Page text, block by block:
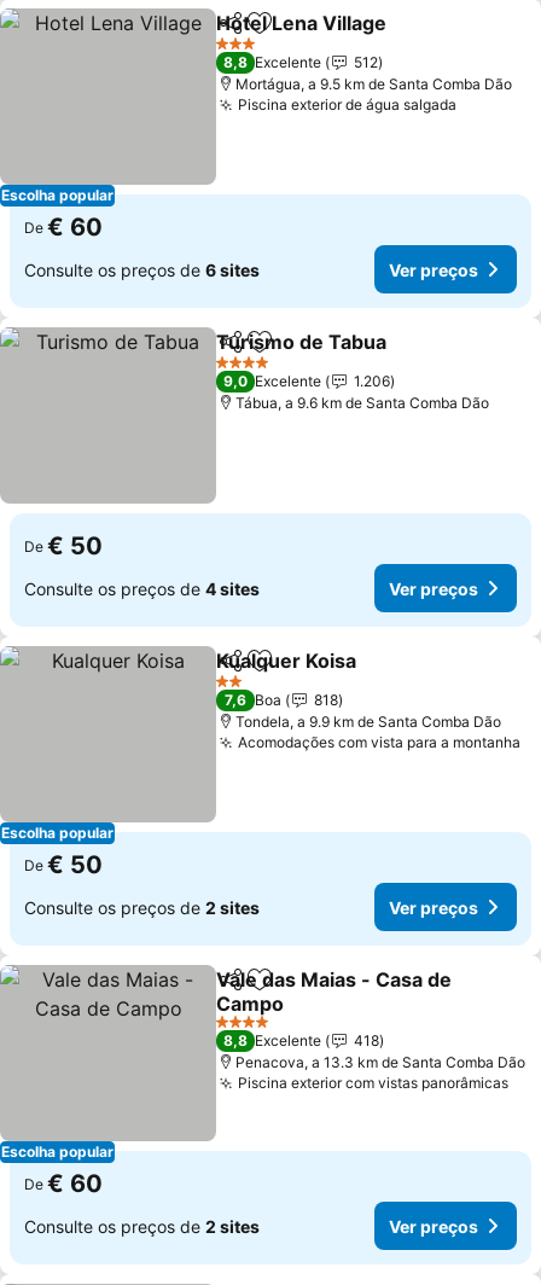
Escolha popular
PartilharAdicionar aos favoritos
Hotel Lena Village
3 Estrelas
8,8 Excelente
512
Mortágua, a 9.5 km de Santa Comba Dão
Piscina exterior de água salgada
De € 60
Consulte os preços de 6 sites Ver preços
PartilharAdicionar aos favoritos
Turismo de Tabua
4 Estrelas
9,0 Excelente
1.206
Tábua, a 9.6 km de Santa Comba Dão
De € 50
Consulte os preços de 4 sites Ver preços
Escolha popular
PartilharAdicionar aos favoritos
Kualquer Koisa
2 Estrelas
7,6 Boa
818
Tondela, a 9.9 km de Santa Comba Dão
Acomodações com vista para a montanha
De € 50
Consulte os preços de 2 sites Ver preços
Escolha popular
PartilharAdicionar aos favoritos
Vale das Maias - Casa de
Campo
4 Estrelas
8,8 Excelente
418
Penacova, a 13.3 km de Santa Comba Dão
Piscina exterior com vistas panorâmicas
De € 60
Consulte os preços de 2 sites Ver preços